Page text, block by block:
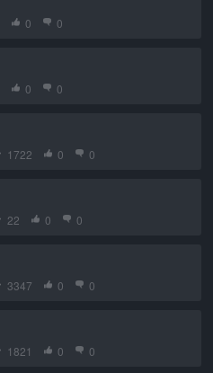
0 0
0 0
1722 0 0
22 0 0
3347 0 0
1821 0 0